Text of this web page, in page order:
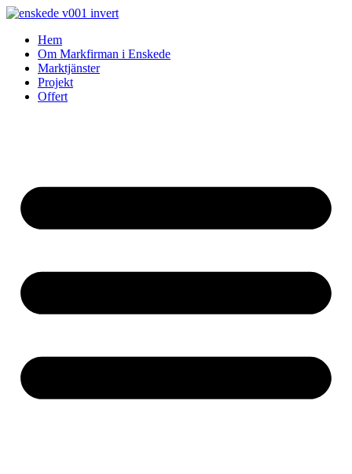
Skip
contentHem
Om Markfirman i Enskede
Marktjänster
Projekt
Offert